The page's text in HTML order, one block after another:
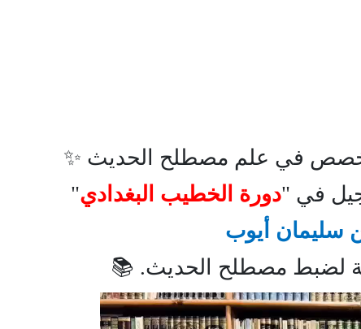
في علم مصطلح الحديث ✨
في "دورة الخطيب البغدادي"
سليمان أيوب
لضبط مصطلح الحديث. 📚